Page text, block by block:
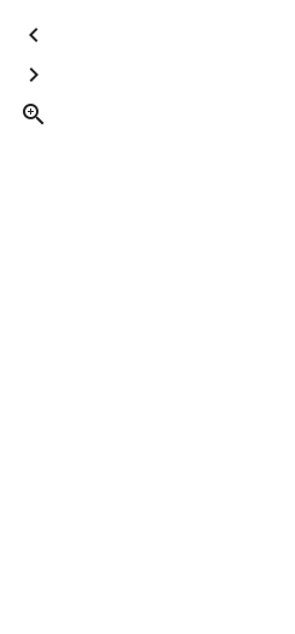


